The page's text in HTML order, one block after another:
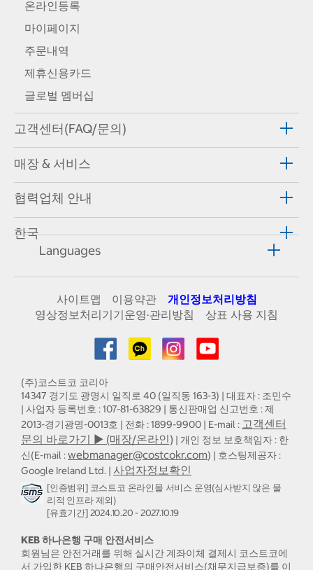
온라인등록
마이페이지
주문내역
제휴신용카드
글로벌 멤버십
고객센터(FAQ/문의)
매장 & 서비스
협력업체 안내
한국
Languages
사이트맵 이용약관
개인정보처리방침
영상정보처리기기운영·관리방침
상표 사용 지침
(주)코스트코 코리아
14347 경기도 광명시 일직로 40 (일직동 163-3) | 대표자 : 조민수
| 사업자 등록번호 : 107-81-63829 | 통신판매업 신고번호 : 제
2013-경기광명-0013호 | 전화 : 1899-9900 | E-mail : 고객센터
문의 바로가기 ▶ (매장/온라인) | 개인 정보 보호책임자 : 한
신(E-mail :webmanager@costcokr.com) | 호스팅제공자 :
Google Ireland Ltd. | 사업자정보확인
[인증범위] 코스트코 온라인몰 서비스 운영(심사받지 않은 물
리적 인프라 제외)
[유효기간] 2024.10.20 - 2027.10.19
KEB 하나은행 구매 안전서비스
회원님은 안전거래를 위해 실시간 계좌이체 결제시 코스트코에
서 가입한 KEB 하나은행의 구매안전서비스(채무지급보증)를 이